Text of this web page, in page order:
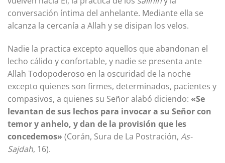
conversación íntima del anhelante. Mediante ella se
alcanza la cercanía a Allah y se disipan los velos.
Nadie la practica excepto aquellos que abandonan el
lecho cálido y confortable, y nadie se presenta ante
Allah Todopoderoso en la oscuridad de la noche
excepto quienes son firmes, determinados, pacientes y
compasivos, a quienes su Señor alabó diciendo: «Se
levantan de sus lechos para invocar a su Señor con
temor y anhelo, y dan de la provisión que les
concedemos» (Corán, Sura de La Postración, As-
Sajdah, 16).